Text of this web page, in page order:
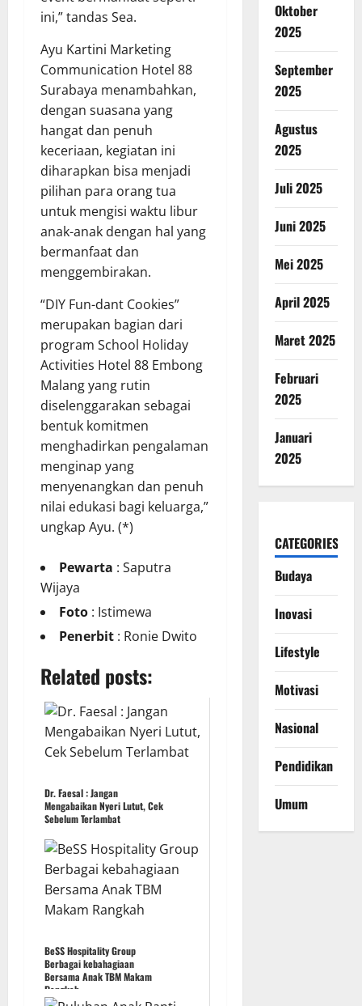
ini,” tandas Sea.
Ayu Kartini Marketing
Communication Hotel 88
Surabaya menambahkan,
dengan suasana yang
hangat dan penuh
keceriaan, kegiatan ini
diharapkan bisa menjadi
pilihan para orang tua
untuk mengisi waktu libur
anak-anak dengan hal yang
bermanfaat dan
menggembirakan.
“DIY Fun-dant Cookies”
merupakan bagian dari
program School Holiday
Activities Hotel 88 Embong
Malang yang rutin
diselenggarakan sebagai
bentuk komitmen
menghadirkan pengalaman
menginap yang
menyenangkan dan penuh
nilai edukasi bagi keluarga,”
ungkap Ayu. (*)
Pewarta : Saputra
Wijaya
Foto : Istimewa
Penerbit : Ronie Dwito
Related posts:
Dr. Faesal : Jangan
Mengabaikan Nyeri Lutut, Cek
Sebelum Terlambat
BeSS Hospitality Group
Berbagai kebahagiaan
Bersama Anak TBM Makam
Rangkah
Oktober
2025
September
2025
Agustus
2025
Juli 2025
Juni 2025
Mei 2025
April 2025
Maret 2025
Februari
2025
Januari
2025
CATEGORIES
Budaya
Inovasi
Lifestyle
Motivasi
Nasional
Pendidikan
Umum